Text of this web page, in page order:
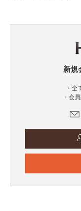
新規
・
・会